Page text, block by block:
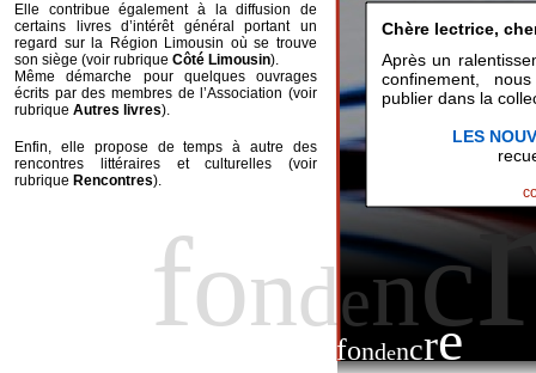
fondenc
Elle contribue également à la diffusion de
certains livres d’intérêt général portant un
regard sur la Région Limousin où se trouve
son siège (voir rubrique Côté Limousin).
Même démarche pour quelques ouvrages
écrits par des membres de l’Association (voir
rubrique Autres livres).
Enfin, elle propose de temps à autre des
rencontres littéraires et culturelles (voir
rubrique Rencontres).
fondencre
Chère lectrice,
Après un
confinement,
publier dans la
LES